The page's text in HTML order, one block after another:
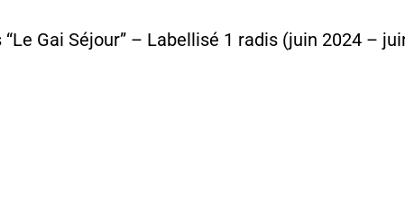
Gai Séjour” – Labellisé 1 radis (juin 2024 –